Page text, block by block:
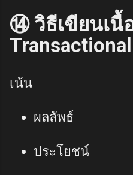
⑭ วิธีเขียนเนื้
เน้น
ผลลัพธ์
ประโยชน์